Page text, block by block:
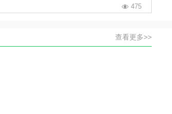
475
查看更多>>